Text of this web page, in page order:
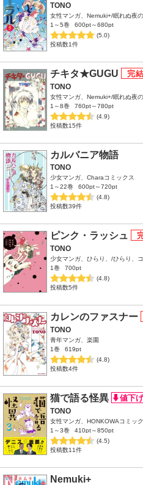
TONO
女性マンガ、Nemuki+/眠れぬ夜
1～5巻
600pt～680pt
(5.0)
投稿数1件
チキタ★GUGU
TONO
女性マンガ、Nemuki+/眠れぬ夜
1～8巻
760pt～780pt
(4.9)
投稿数15件
カルバニア物語
TONO
少女マンガ、Charaコミックス
1～22巻
600pt～720pt
(4.8)
投稿数39件
ピンク・ラッシュ
TONO
少女マンガ、ひらり、/ひらり、
1巻
700pt
(4.8)
投稿数5件
カレンのファスナー
TONO
青年マンガ、楽園
1巻
619pt
(4.8)
投稿数4件
猫で語る怪異
TONO
女性マンガ、HONKOWAコミッ
1～3巻
410pt～850pt
(4.5)
投稿数11件
Nemuki+